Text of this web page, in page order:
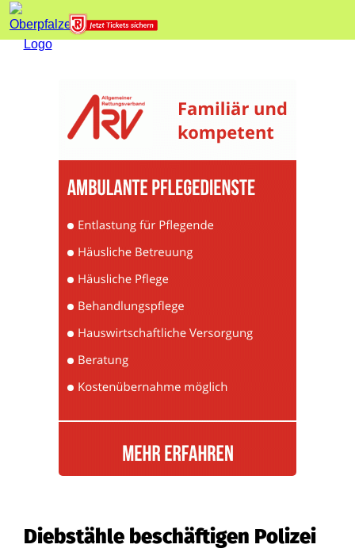
Diebstähle beschäftigen Polizei